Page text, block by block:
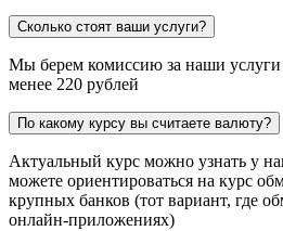
Сколько стоят ваши услуги?
Мы берем комиссию за наши
менее 220 рублей
По какому курсу вы считаете валюту?
Актуальный курс можно узнать у
можете ориентироваться на курс
крупных банков (тот вариант, где
онлайн-приложениях)